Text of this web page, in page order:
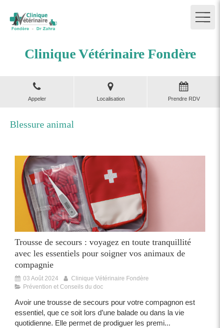
Clinique Vétérinaire Fondère
Appeler Localisation Prendre RDV
Blessure animal
Trousse de secours : voyagez en toute tranquillité
avec les essentiels pour soigner vos animaux de
compagnie
03 Août 2024
Clinique Vétérinaire Fondère
Prévention et Conseils du doc
Avoir une trousse de secours pour votre compagnon est
essentiel, que ce soit lors d’une balade ou dans la vie
quotidienne. Elle permet de prodiguer les premi...